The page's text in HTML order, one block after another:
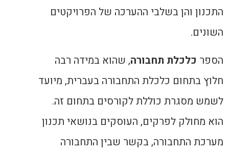
התכנון והן בשלבי ההערכה של הפרויקטים
השונים.
הספר כלכלת תחבורה, שהוא במידה רבה
חלוץ בתחום כלכלת התחבורה בעברית, מיועד
לשמש מסגרת כוללת לקורסים בתחום זה.
הוא מחולק לפרקים, העוסקים בנושאי תכנון
מערכת התחבורה, בקשר שבין התחבורה